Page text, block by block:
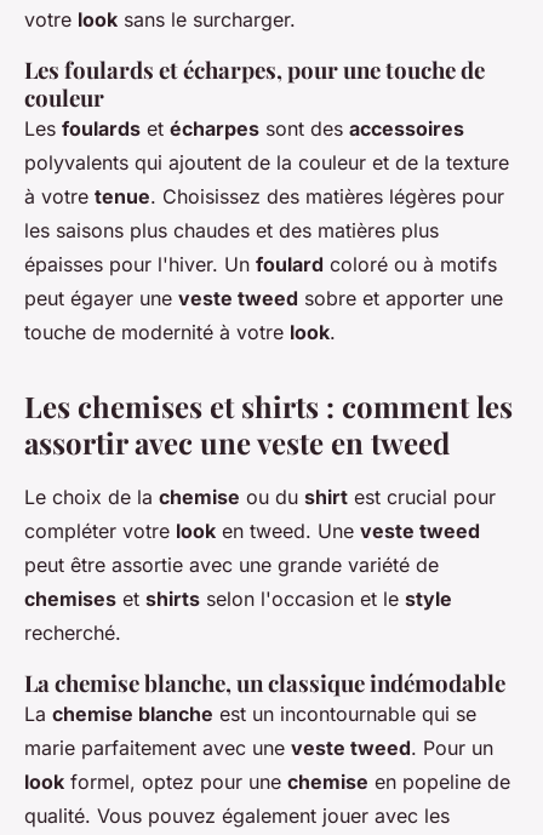
votre look sans le surcharger.
Les foulards et écharpes, pour une touche de
couleur
Les foulards et écharpes sont des accessoires
polyvalents qui ajoutent de la couleur et de la texture
à votre tenue. Choisissez des matières légères pour
les saisons plus chaudes et des matières plus
épaisses pour l'hiver. Un foulard coloré ou à motifs
peut égayer une veste tweed sobre et apporter une
touche de modernité à votre look.
Les chemises et shirts : comment les
assortir avec une veste en tweed
Le choix de la chemise ou du shirt est crucial pour
compléter votre look en tweed. Une veste tweed
peut être assortie avec une grande variété de
chemises et shirts selon l'occasion et le style
recherché.
La chemise blanche, un classique indémodable
La chemise blanche est un incontournable qui se
marie parfaitement avec une veste tweed. Pour un
look formel, optez pour une chemise en popeline de
qualité. Vous pouvez également jouer avec les